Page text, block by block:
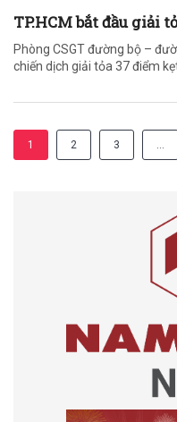
TP.HCM bắt đầu giải
Phòng CSGT đường bộ –
chiến dịch giải tỏa 37 điểm
1 2 3 …